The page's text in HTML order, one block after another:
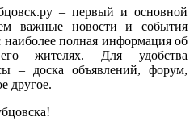
– первый и основной
важные новости и события
наиболее полная информация об
жителях. Для удобства
– доска объявлений, форум,
другое.